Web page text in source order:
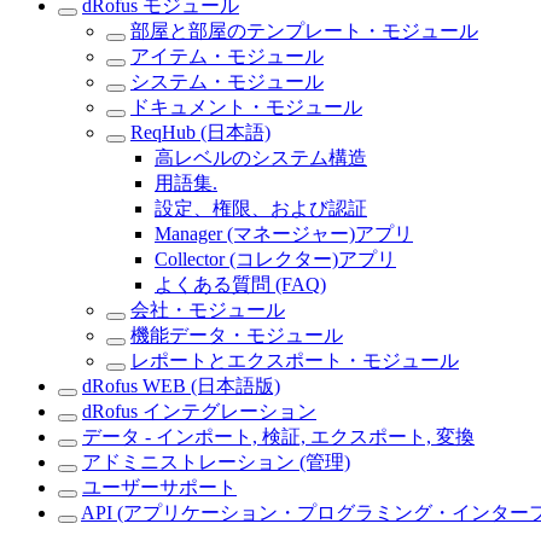
dRofus モジュール
部屋と部屋のテンプレート・モジュール
アイテム・モジュール
システム・モジュール
ドキュメント・モジュール
ReqHub (日本語)
高レベルのシステム構造
用語集.
設定、権限、および認証
Manager (マネージャー)アプリ
Collector (コレクター)アプリ
よくある質問 (FAQ)
会社・モジュール
機能データ・モジュール
レポートとエクスポート・モジュール
dRofus WEB (日本語版)
dRofus インテグレーション
データ - インポート, 検証, エクスポート, 変換
アドミニストレーション (管理)
ユーザーサポート
API (アプリケーション・プログラミング・インター